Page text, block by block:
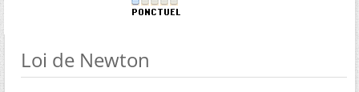
Loi de Newton